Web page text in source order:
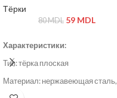
Тёрки
80MDL 59 MDL
Характеристики:
Тип: тёрка плоская
Материал: нержавеющая сталь,
пластик